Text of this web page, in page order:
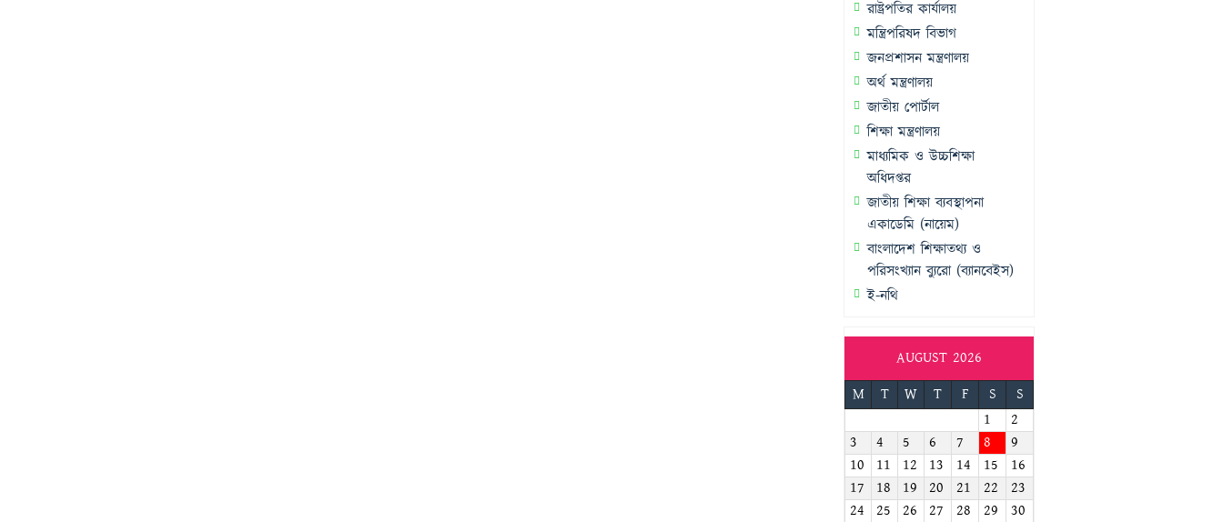
রাষ্ট্রপতির কার্যালয়
মন্ত্রিপরিষদ বিভাগ
জনপ্রশাসন মন্ত্রণালয়
অর্থ মন্ত্রণালয়
জাতীয় পোর্টাল
শিক্ষা মন্ত্রণালয়
মাধ্যমিক ও উচ্চশিক্ষা
অধিদপ্তর
জাতীয় শিক্ষা ব্যবস্থাপনা
একাডেমি (নায়েম)
বাংলাদেশ শিক্ষাতথ্য ও
পরিসংখ্যান ব্যুরো (ব্যানবেইস)
ই-নথি
AUGUST 2026
M
T W T F S
S
1
2
3
4 5 6 7 8
9
10
11 12 13 14 15
16
17
18 19 20 21 22
23
24
25 26 27 28 29
30